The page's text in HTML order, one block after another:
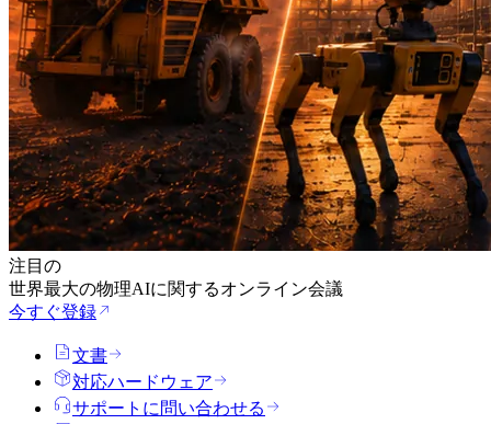
注目の
世界最大の物理AIに関するオンライン会議
今すぐ登録
文書
対応ハードウェア
サポートに問い合わせる